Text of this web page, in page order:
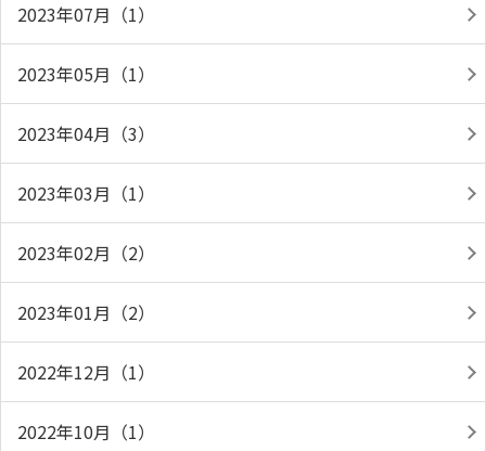
2023年07月（1）
2023年05月（1）
2023年04月（3）
2023年03月（1）
2023年02月（2）
2023年01月（2）
2022年12月（1）
2022年10月（1）